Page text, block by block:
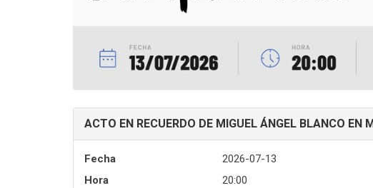
ACTO EN RECUERDO DE MIGUEL ÁNGEL BLANCO EN
Fecha
2026-07-13
Hora
20:00